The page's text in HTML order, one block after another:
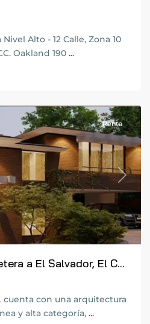
Alto - 12 Calle, Zona 10
Oakland 190 ...
Next
Renta
a El Salvador, El C...
cuenta con una arquitectura
y alta categoría, ...